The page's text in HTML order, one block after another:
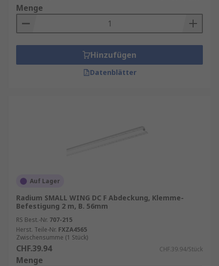
Menge
Hinzufügen
Datenblätter
Auf Lager
Radium SMALL WING DC F Abdeckung, Klemme-
Befestigung 2 m, B. 56mm
RS Best.-Nr. 707-215
Herst. Teile-Nr. FXZA4565
Zwischensumme (1 Stück)
CHF.39.94 CHF.39.94/Stück
Menge